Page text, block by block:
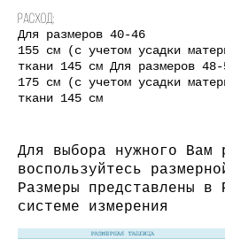
Расход:
Для размеров 40-46
155 см (с учетом усадки
ткани 145 см Для размеров 48-
175 см (с учетом усадки
ткани 145 см
Для выбора нужного Вам
воспользуйтесь
Размеры представлены в
системе измерения